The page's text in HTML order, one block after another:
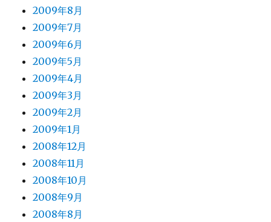
2009年8月
2009年7月
2009年6月
2009年5月
2009年4月
2009年3月
2009年2月
2009年1月
2008年12月
2008年11月
2008年10月
2008年9月
2008年8月